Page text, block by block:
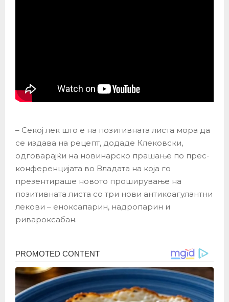
– Секој лек што е на позитивната листа мора да
се издава на рецепт, додаде Клековски,
одговарајќи на новинарско прашање по прес-
конференцијата во Владата на која го
презентираше новото проширување на
позитивната листа со три нови антикоагулантни
лекови – еноксапарин, надропарин и
ривароксабан.